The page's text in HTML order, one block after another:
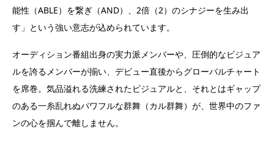
能性（ABLE）を繋ぎ（AND）、2倍（2）のシナジーを生み出
す」という強い意志が込められています。
オーディション番組出身の実力派メンバーや、圧倒的なビジュア
ルを誇るメンバーが揃い、デビュー直後からグローバルチャート
を席巻。気品溢れる洗練されたビジュアルと、それとはギャップ
のある一糸乱れぬパワフルな群舞（カル群舞）が、世界中のファ
ンの心を掴んで離しません。